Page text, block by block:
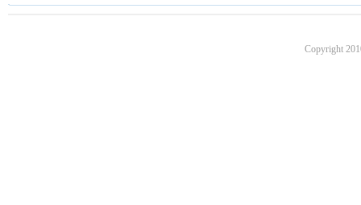
Copyright